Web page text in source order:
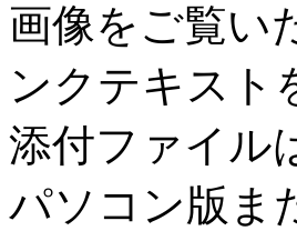
画像をご覧い
ンクテキスト
添付ファイル
パソコン版ま